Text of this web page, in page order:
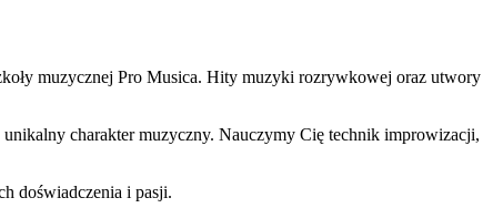
muzycznej Pro Musica. Hity muzyki rozrywkowej oraz utwory
charakter muzyczny. Nauczymy Cię technik improwizacji,
doświadczenia i pasji.